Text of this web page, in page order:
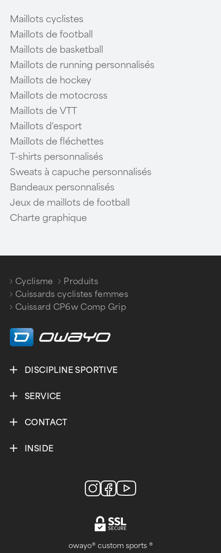
Maillots cyclistes
Maillots de football
Maillots de basketball
Maillots de running personnalisés
Maillots de hockey
Maillots de motocross
Maillots de VTT
Maillots d'esport
Maillots de fléchettes
T-shirts personnalisés
Sweats à capuche personnalisés
Bandeaux personnalisés
Jeux de maillots de football
Charte graphique
Cyclisme
/
Produits
/
Cuissards cyclistes femmes
/
Cuissard CP6w Comp Grip
DISCIPLINE SPORTIVE
SERVICE
CONTACT
INSIDE
owayo® custom sports ®